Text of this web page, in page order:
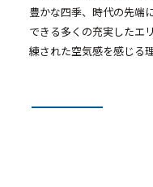
- メインランドグルー
- オーナーズデータ
- 物件一覧
豊かな四季、時代の先端
できる多くの充実したエ
練された空気感を感じる